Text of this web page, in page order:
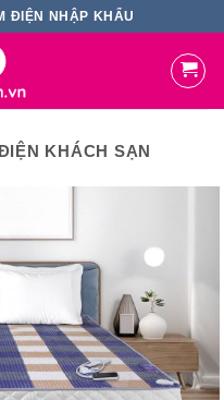
ĐIỆN NHẬP KHẨU
KHÁCH SẠN